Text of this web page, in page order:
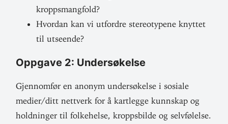
kroppsmangfold?
Hvordan kan vi utfordre ste­reo­typene knyttet
til utseende?
Oppgave 2: Undersøkelse
Gjen­nomfør en anonym under­sø­kelse i sosiale
medier/ditt nettverk for å kart­legge kunnskap og
hold­ninger til folke­helse, kropps­bilde og selv­fø­lelse.